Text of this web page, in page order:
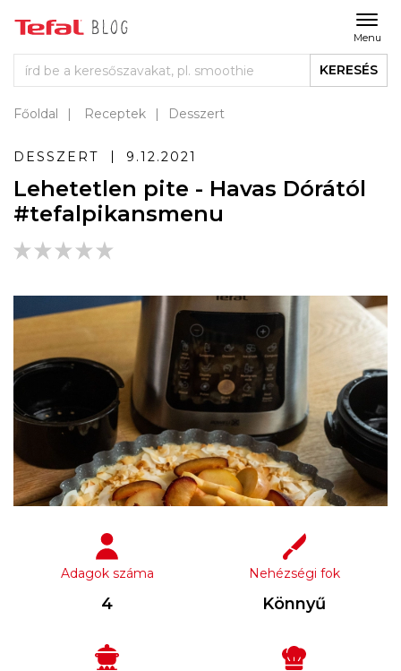
Menu
KERESÉS
Főoldal Receptek Desszert
DESSZERT 9.12.2021
Lehetetlen pite - Havas Dórától
#tefalpikansmenu
Adagok száma
4
Nehézségi fok
Könnyű